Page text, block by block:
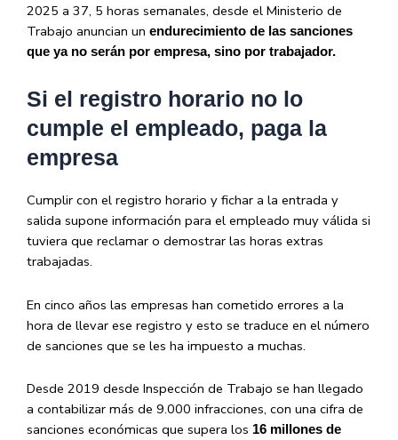
2025 a 37, 5 horas semanales, desde el Ministerio de
Trabajo anuncian un endurecimiento de las sanciones
que ya no serán por empresa, sino por trabajador.
Si el registro horario no lo
cumple el empleado, paga la
empresa
Cumplir con el registro horario y fichar a la entrada y
salida supone información para el empleado muy válida si
tuviera que reclamar o demostrar las horas extras
trabajadas.
En cinco años las empresas han cometido errores a la
hora de llevar ese registro y esto se traduce en el número
de sanciones que se les ha impuesto a muchas.
Desde 2019 desde Inspección de Trabajo se han llegado
a contabilizar más de 9.000 infracciones, con una cifra de
sanciones económicas que supera los 16 millones de